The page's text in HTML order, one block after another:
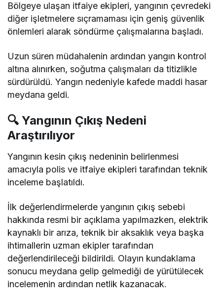
Bölgeye ulaşan itfaiye ekipleri, yangının çevredeki
diğer işletmelere sıçramaması için geniş güvenlik
önlemleri alarak söndürme çalışmalarına başladı.
Uzun süren müdahalenin ardından yangın kontrol
altına alınırken, soğutma çalışmaları da titizlikle
sürdürüldü. Yangın nedeniyle kafede maddi hasar
meydana geldi.
🔍 Yangının Çıkış Nedeni
Araştırılıyor
Yangının kesin çıkış nedeninin belirlenmesi
amacıyla polis ve itfaiye ekipleri tarafından teknik
inceleme başlatıldı.
İlk değerlendirmelerde yangının çıkış sebebi
hakkında resmi bir açıklama yapılmazken, elektrik
kaynaklı bir arıza, teknik bir aksaklık veya başka
ihtimallerin uzman ekipler tarafından
değerlendirileceği bildirildi. Olayın kundaklama
sonucu meydana gelip gelmediği de yürütülecek
incelemenin ardından netlik kazanacak.